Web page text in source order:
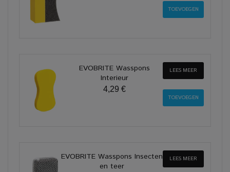
EVOBRITE Wasspons
Interieur
4,29 €
LEES MEER
EVOBRITE Wasspons Insecten
en teer
LEES MEER